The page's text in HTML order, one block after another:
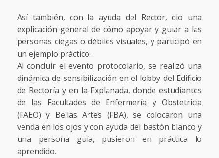
Así también, con la ayuda del Rector, dio una
explicación general de cómo apoyar y guiar a las
personas ciegas o débiles visuales, y participó en
un ejemplo práctico.
Al concluir el evento protocolario, se realizó una
dinámica de sensibilización en el lobby del Edificio
de Rectoría y en la Explanada, donde estudiantes
de las Facultades de Enfermería y Obstetricia
(FAEO) y Bellas Artes (FBA), se colocaron una
venda en los ojos y con ayuda del bastón blanco y
una persona guía, pusieron en práctica lo
aprendido.